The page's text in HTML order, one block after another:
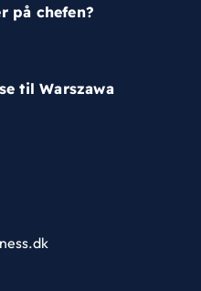
på chefen?
til Warszawa